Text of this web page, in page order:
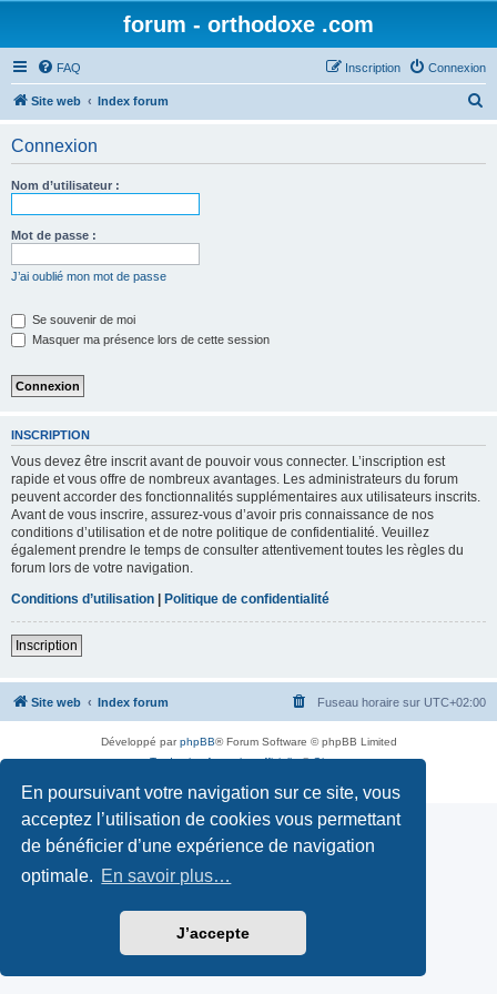
En poursuivant votre navigation sur ce site, vous
acceptez l’utilisation de cookies vous permettant
de bénéficier d’une expérience de navigation
optimale. En savoir plus…
J’accepte
forum - orthodoxe .com
FAQ Connexion
Inscription
Site web Index forum
Connexion
Nom d’utilisateur :
Mot de passe :
J’ai oublié mon mot de passe
Se souvenir de moi
Masquer ma présence lors de cette session
INSCRIPTION
Vous devez être inscrit avant de pouvoir vous connecter. L’inscription est
rapide et vous offre de nombreux avantages. Les administrateurs du forum
peuvent accorder des fonctionnalités supplémentaires aux utilisateurs inscrits.
Avant de vous inscrire, assurez-vous d’avoir pris connaissance de nos
conditions d’utilisation et de notre politique de confidentialité. Veuillez
également prendre le temps de consulter attentivement toutes les règles du
forum lors de votre navigation.
Conditions d’utilisation | Politique de confidentialité
Inscription
Site web Index forum Fuseau horaire sur UTC+02:00
Développé parphpBB® Forum Software © phpBB Limited
Traduction française officielle©Qiaeru